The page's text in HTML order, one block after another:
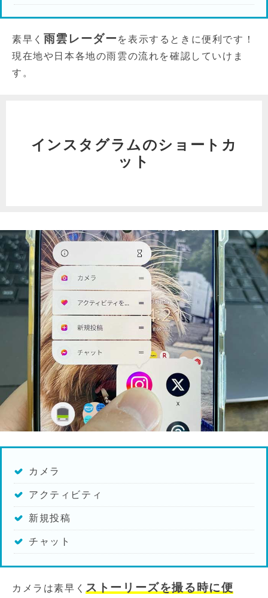
素早く 雨雲レーダー を表示するときに便利です！
現在地や日本各地の雨雲の流れを確認していけま
す。
インスタグラムのショートカ
ット
カメラ
アクティビティ
新規投稿
チャット
カメラは素早く ストーリーズを撮る時に便